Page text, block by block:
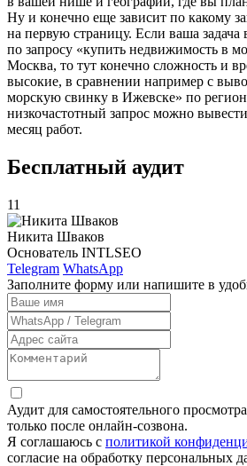
Ну и конечно еще зависит по какому
на первую страницу. Если ваша задача
по запросу «купить недвижимость в
Москва, то тут конечно сложность и
высокие, в сравнении например с
морскую свинку в Ижевске» по
низкочастотный запрос можно
месяц работ.
Бесплатный аудит
11
Никита Шваков
Основатель INTLSEO
Telegram WhatsApp
Заполните форму или напишите в
Аудит для самостоятельного
только после онлайн-созвона.
Я соглашаюсь с политикой
согласие на обработку персональных